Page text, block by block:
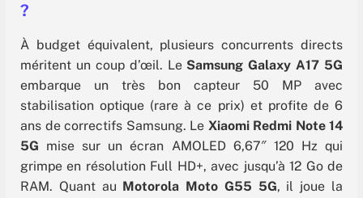
?
À budget équivalent, plusieurs concurrents directs
méritent un coup d’œil. Le Samsung Galaxy A17 5G
embarque un très bon capteur 50 MP avec
stabilisation optique (rare à ce prix) et profite de 6
ans de correctifs Samsung. Le Xiaomi Redmi Note 14
5G mise sur un écran AMOLED 6,67″ 120 Hz qui
grimpe en résolution Full HD+, avec jusqu’à 12 Go de
RAM. Quant au Motorola Moto G55 5G, il joue la